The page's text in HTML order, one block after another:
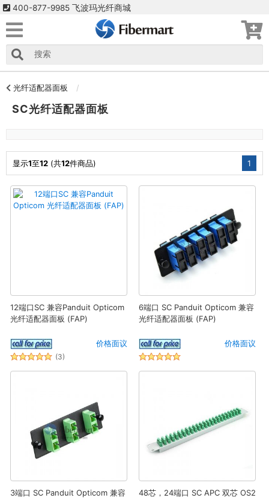
400-877-9985 飞波玛光纤商城
光纤适配器面板
SC光纤适配器面板
1
显示1至12 (共12件商品)
12端口SC 兼容Panduit Opticom
光纤适配器面板 (FAP)
价格面议
(3)
6端口 SC Panduit Opticom 兼容
光纤适配器面板 (FAP)
价格面议
3端口 SC Panduit Opticom 兼容
48芯，24端口 SC APC 双芯 OS2